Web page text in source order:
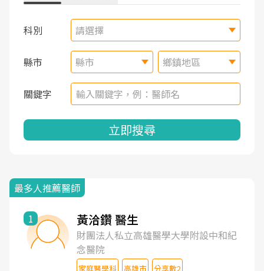
科別 請選擇
縣市 縣市 鄉鎮地區
關鍵字
立即搜尋
最多人推薦醫師
1 黃洽鑽 醫生
財團法人私立高雄醫學大學附設中和紀
念醫院
家庭醫學科 高雄市 分享數2